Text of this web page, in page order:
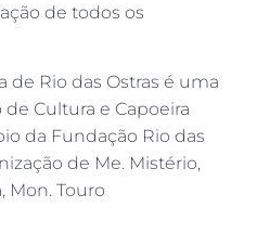
de todos os
de Rio das Ostras é uma
de Cultura e Capoeira
da Fundação Rio das
de Me. Mistério,
Mon. Touro